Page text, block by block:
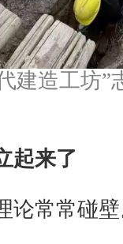
建造工坊”
起来了
论常常碰